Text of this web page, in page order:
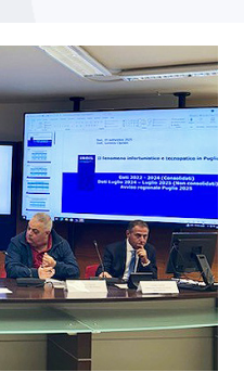
Puglia 2025: 200